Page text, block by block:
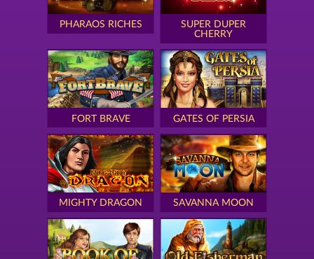
PHARAOS RICHES
SUPER DUPER
CHERRY
FORT BRAVE GATES OF PERSIA
MIGHTY DRAGON SAVANNA MOON